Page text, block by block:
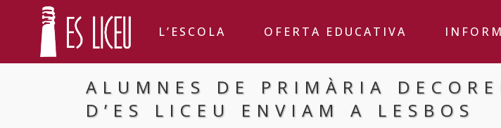
L’ESCOLA OFERTA EDUCATIVA
ALUMNES DE PRIMÀRIA
D’ES LICEU ENVIAM A LESBOS